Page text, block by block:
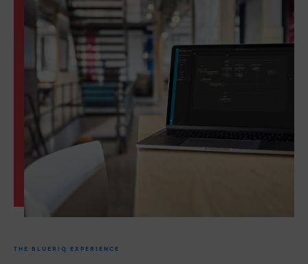
THE BLUERIQ EXPERIENCE